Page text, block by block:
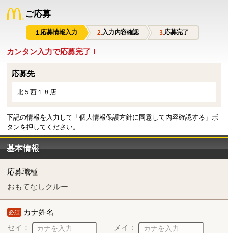
ご応募
応募情報入力 入力内容確認 応募完了
カンタン入力で応募完了！
応募先
北５西１８店
下記の情報を入力して「個人情報保護方針に同意して内容確認する」ボ
タンを押してください。
基本情報
応募職種
おもてなしクルー
必須 カナ姓名
セイ：
メイ：